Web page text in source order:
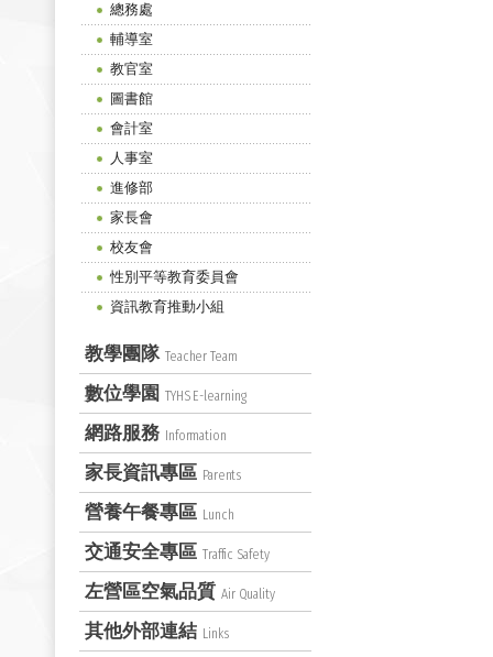
總務處
輔導室
教官室
圖書館
會計室
人事室
進修部
家長會
校友會
性別平等教育委員會
資訊教育推動小組
教學團隊 Teacher Team
數位學園 TYHS E-learning
網路服務 Information
家長資訊專區 Parents
營養午餐專區 Lunch
交通安全專區 Traffic Safety
左營區空氣品質 Air Quality
其他外部連結 Links